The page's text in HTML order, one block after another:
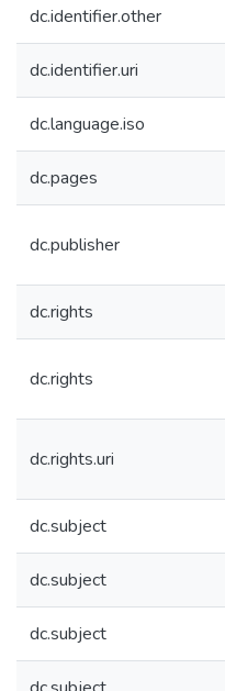
dc.identifier.other
dc.identifier.uri
dc.language.iso
dc.pages
dc.publisher
dc.rights
dc.rights
dc.rights.uri
dc.subject
dc.subject
dc.subject